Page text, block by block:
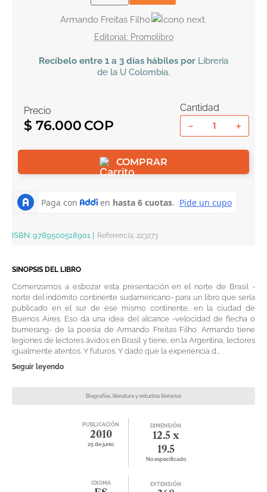
Armando Freitas Filho
Promolibro
Recíbelo entre 1 a 3 días hábiles por Libreria
de la U Colombia.
Precio
$ 76.000
Cantidad
＋
－
COMPRAR
ISBN: 9789500518901 Referencia: 223273
SINOPSIS DEL LIBRO
Comenzamos a esbozar esta presentación en el norte de Brasil -
norte del indómito continente sudamericano- para un libro que sería
publicado en el sur de ese mismo continente, en la ciudad de
Buenos Aires. Eso da una idea del alcance -velocidad de flecha o
bumerang- de la poesía de Armando Freitas Filho. Armando tiene
legiones de lectores ávidos en Brasil y tiene, en la Argentina, lectores
igualmente atentos. Y futuros. Y dado que la experiencia d...
Seguir leyendo
Biografías, literatura y estudios literarios
PUBLICACIÓN
2010
25 de junio
DIMENSIÓN
12.5 x
19.5
No especificado
IDIOMA EXTENSIÓN